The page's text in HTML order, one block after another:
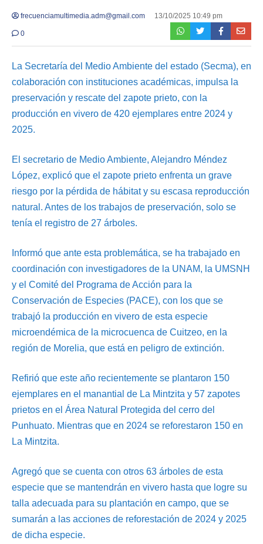
frecuenciamultimedia.adm@gmail.com 13/10/2025 10:49 pm
0
La Secretaría del Medio Ambiente del estado (Secma), en
colaboración con instituciones académicas, impulsa la
preservación y rescate del zapote prieto, con la
producción en vivero de 420 ejemplares entre 2024 y
2025.
El secretario de Medio Ambiente, Alejandro Méndez
López, explicó que el zapote prieto enfrenta un grave
riesgo por la pérdida de hábitat y su escasa reproducción
natural. Antes de los trabajos de preservación, solo se
tenía el registro de 27 árboles.
Informó que ante esta problemática, se ha trabajado en
coordinación con investigadores de la UNAM, la UMSNH
y el Comité del Programa de Acción para la
Conservación de Especies (PACE), con los que se
trabajó la producción en vivero de esta especie
microendémica de la microcuenca de Cuitzeo, en la
región de Morelia, que está en peligro de extinción.
Refirió que este año recientemente se plantaron 150
ejemplares en el manantial de La Mintzita y 57 zapotes
prietos en el Área Natural Protegida del cerro del
Punhuato. Mientras que en 2024 se reforestaron 150 en
La Mintzita.
Agregó que se cuenta con otros 63 árboles de esta
especie que se mantendrán en vivero hasta que logre su
talla adecuada para su plantación en campo, que se
sumarán a las acciones de reforestación de 2024 y 2025
de dicha especie.